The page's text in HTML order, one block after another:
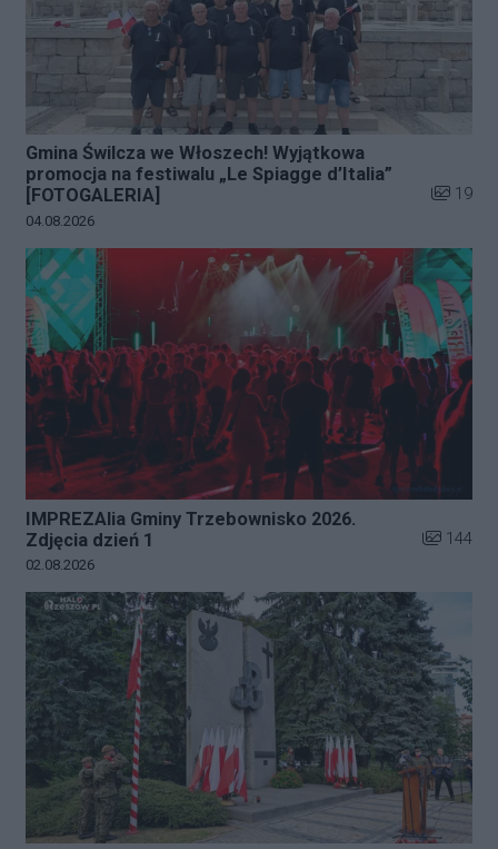
Gmina Świlcza we Włoszech! Wyjątkowa
promocja na festiwalu „Le Spiagge d’Italia”
[FOTOGALERIA]
Liczba
19
Data dodania galerii:
04.08.2026
IMPREZAlia Gminy Trzebownisko 2026.
Zdjęcia dzień 1
Liczba
144
Data dodania galerii:
02.08.2026